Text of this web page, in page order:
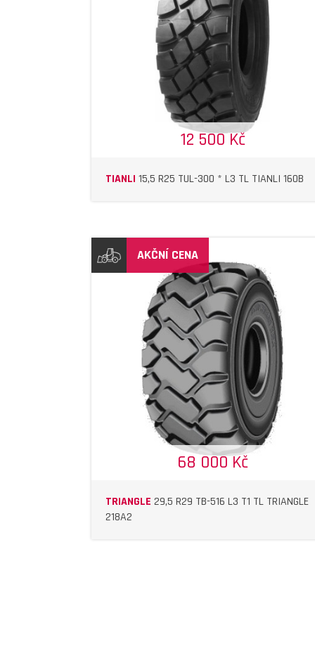
12 500 Kč
TIANLI 15,5 R25 TUL-300 * L3 TL TIANLI 160B
DETAIL
AKČNÍ CENA
68 000 Kč
TRIANGLE 29,5 R29 TB-516 L3 T1 TL TRIANGLE
218A2
DETAIL